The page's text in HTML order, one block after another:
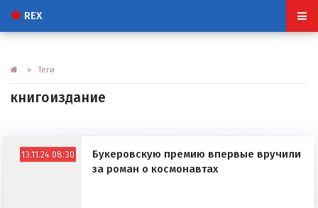
REX
» Теги
книгоиздание
13.11.24 08:30
Букеровскую премию впервые вручили
за роман о космонавтах